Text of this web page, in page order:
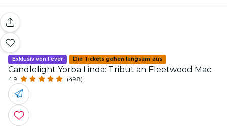
Exklusiv von Fever Die Tickets gehen langsam aus
Candlelight Yorba Linda: Tribut an Fleetwood Mac
4.9 (498)